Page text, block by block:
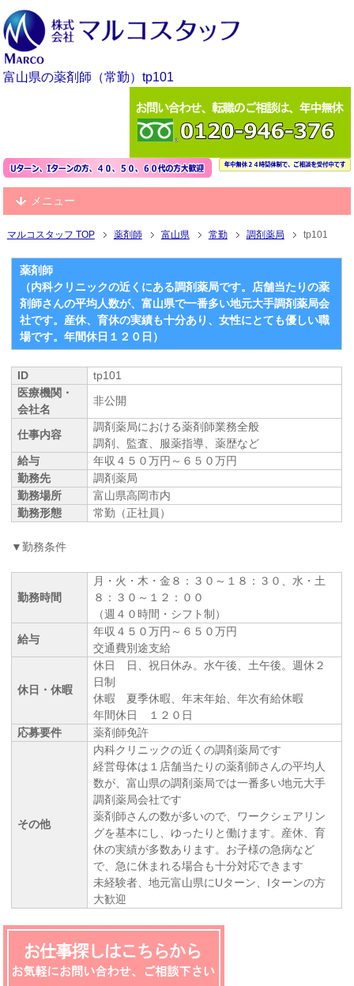
富山県の薬剤師（常勤）tp101
メニュー
マルコスタッフ TOP 薬剤師 富山県 常勤 調剤薬局 tp101
薬剤師
（内科クリニックの近くにある調剤薬局です。店舗当たりの薬
剤師さんの平均人数が、富山県で一番多い地元大手調剤薬局会
社です。産休、育休の実績も十分あり、女性にとても優しい職
場です。年間休日１２０日）
ID
tp101
医療機関・
会社名
非公開
仕事内容
調剤薬局における薬剤師業務全般
調剤、監査、服薬指導、薬歴など
給与
年収４５０万円～６５０万円
勤務先
調剤薬局
勤務場所
富山県高岡市内
勤務形態
常勤（正社員）
▼勤務条件
勤務時間
月・火・木・金８：３０～１８：３０、水・土
８：３０～１２：００
（週４０時間・シフト制）
給与
年収４５０万円～６５０万円
交通費別途支給
休日・休暇
休日 日、祝日休み。水午後、土午後。週休２
日制
休暇 夏季休暇、年末年始、年次有給休暇
年間休日 １２０日
応募要件
薬剤師免許
その他
内科クリニックの近くの調剤薬局です
経営母体は１店舗当たりの薬剤師さんの平均人
数が、富山県の調剤薬局では一番多い地元大手
調剤薬局会社です
薬剤師さんの数が多いので、ワークシェアリン
グを基本にし、ゆったりと働けます。産休、育
休の実績が多数あります。お子様の急病など
で、急に休まれる場合も十分対応できます
未経験者、地元富山県にUターン、Iターンの方
大歓迎